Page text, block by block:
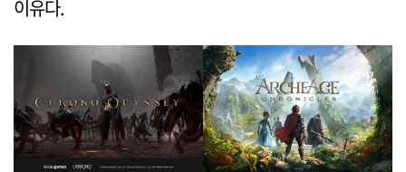
이유다.